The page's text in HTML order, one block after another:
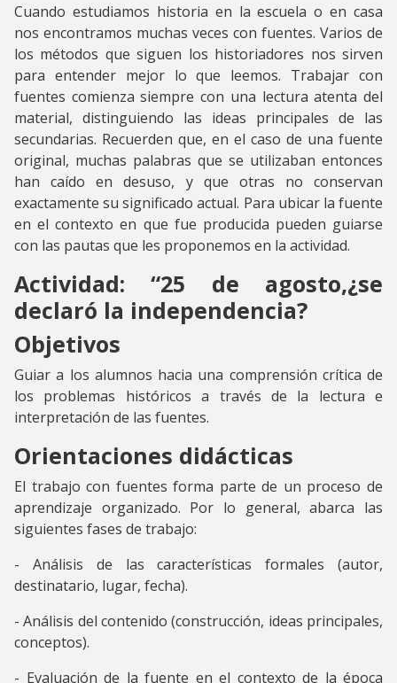
Cuando estudiamos historia en la escuela o en casa
nos encontramos muchas veces con fuentes. Varios de
los métodos que siguen los historiadores nos sirven
para entender mejor lo que leemos. Trabajar con
fuentes comienza siempre con una lectura atenta del
material, distinguiendo las ideas principales de las
secundarias. Recuerden que, en el caso de una fuente
original, muchas palabras que se utilizaban entonces
han caído en desuso, y que otras no conservan
exactamente su significado actual. Para ubicar la fuente
en el contexto en que fue producida pueden guiarse
con las pautas que les proponemos en la actividad.
Actividad: “25 de agosto,¿se
declaró la independencia?
Objetivos
Guiar a los alumnos hacia una comprensión crítica de
los problemas históricos a través de la lectura e
interpretación de las fuentes.
Orientaciones didácticas
El trabajo con fuentes forma parte de un proceso de
aprendizaje organizado. Por lo general, abarca las
siguientes fases de trabajo:
- Análisis de las características formales (autor,
destinatario, lugar, fecha).
- Análisis del contenido (construcción, ideas principales,
conceptos).
- Evaluación de la fuente en el contexto de la época